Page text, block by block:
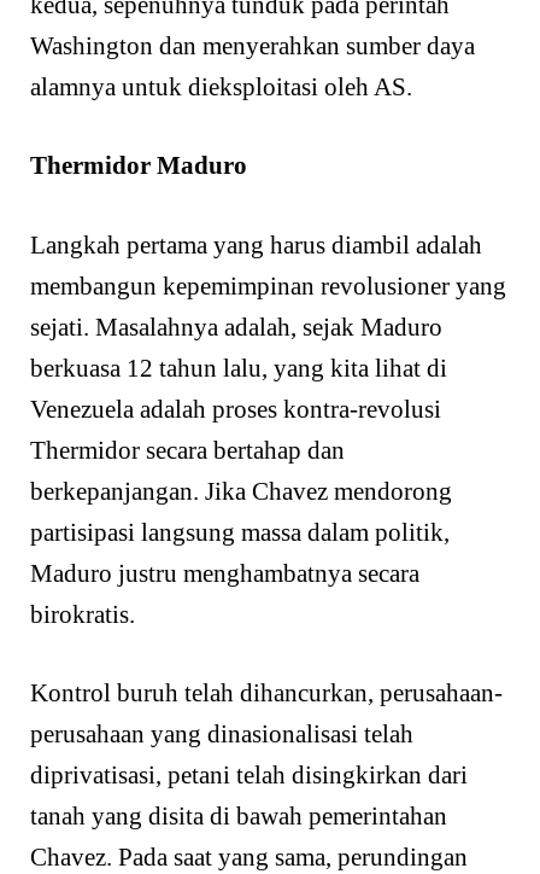
Washington dan menyerahkan sumber daya
alamnya untuk dieksploitasi oleh AS.
Thermidor Maduro
Langkah pertama yang harus diambil adalah
membangun kepemimpinan revolusioner yang
sejati. Masalahnya adalah, sejak Maduro
berkuasa 12 tahun lalu, yang kita lihat di
Venezuela adalah proses kontra-revolusi
Thermidor secara bertahap dan
berkepanjangan. Jika Chavez mendorong
partisipasi langsung massa dalam politik,
Maduro justru menghambatnya secara
birokratis.
Kontrol buruh telah dihancurkan, perusahaan-
perusahaan yang dinasionalisasi telah
diprivatisasi, petani telah disingkirkan dari
tanah yang disita di bawah pemerintahan
Chavez. Pada saat yang sama, perundingan